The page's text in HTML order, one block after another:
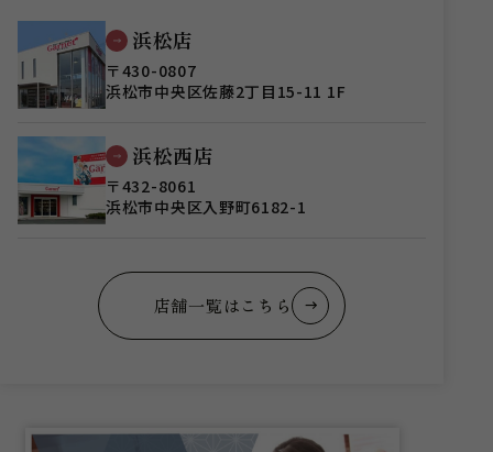
浜松店
〒430-0807
浜松市中央区佐藤2丁目15-11 1F
浜松西店
〒432-8061
浜松市中央区入野町6182-1
店舗一覧はこちら